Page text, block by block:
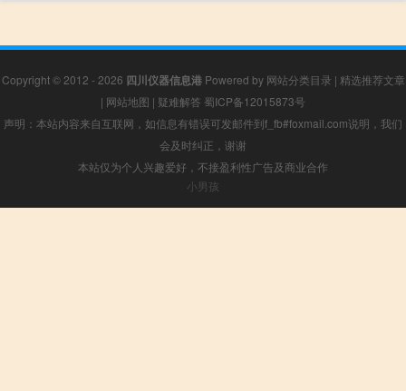
Copyright © 2012 - 2026 四川仪器信息港Powered by 网站分类目录 | 精选推荐文章
| 网站地图 | 疑难解答 蜀ICP备12015873号
声明：本站内容来自互联网，如信息有错误可发邮件到f_fb#foxmail.com说明，我们
会及时纠正，谢谢
本站仅为个人兴趣爱好，不接盈利性广告及商业合作
小男孩